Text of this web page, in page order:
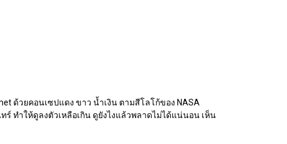
ด้วยคอนเซปแดง ขาว น้ำเงิน ตามสีโลโก้ของ NASA
ทำให้ดูลงตัวเหลือเกิน ดูยังไงแล้วพลาดไม่ได้แน่นอน เห็น